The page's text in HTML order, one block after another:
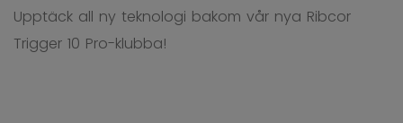
Upptäck all ny teknologi bakom vår nya Ribcor
Trigger 10 Pro-klubba!